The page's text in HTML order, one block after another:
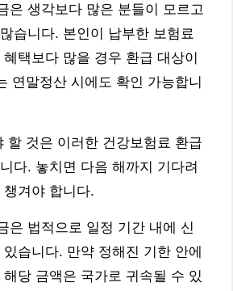
은 생각보다 많은 분들이 모르고
습니다. 본인이 납부한 보험료
택보다 많을 경우 환급 대상이
연말정산 시에도 확인 가능합니
할 것은 이러한 건강보험료 환급
다. 놓치면 다음 해까지 기다려
겨야 합니다.
은 법적으로 일정 기간 내에 신
습니다. 만약 정해진 기한 안에
당 금액은 국가로 귀속될 수 있